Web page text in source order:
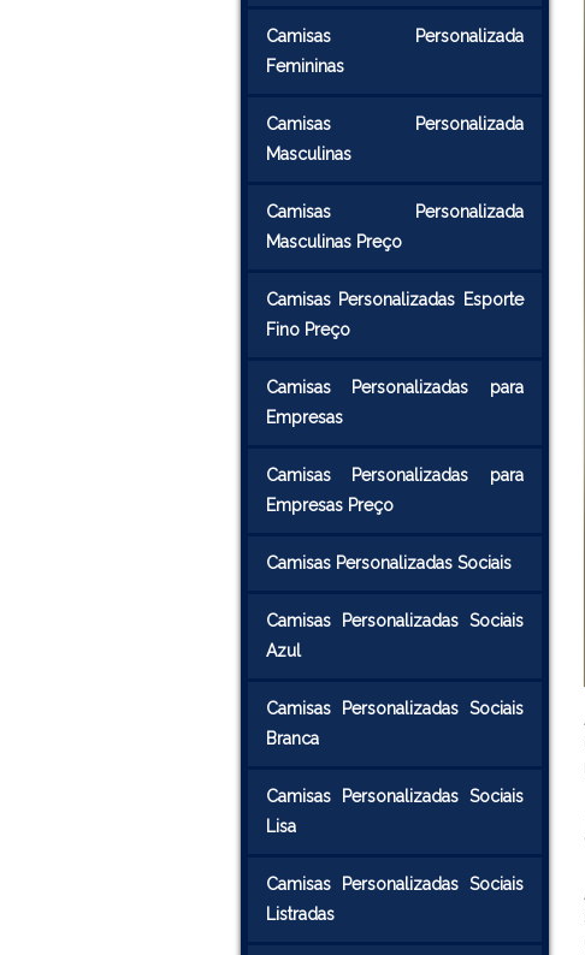
Camisas Personalizada
Femininas
Camisas Personalizada
Masculinas
Camisas Personalizada
Masculinas Preço
Camisas Personalizadas Esporte
Fino Preço
Camisas Personalizadas para
Empresas
Camisas Personalizadas para
Empresas Preço
Camisas Personalizadas Sociais
Camisas Personalizadas Sociais
Azul
Camisas Personalizadas Sociais
Branca
Camisas Personalizadas Sociais
Lisa
Camisas Personalizadas Sociais
Listradas